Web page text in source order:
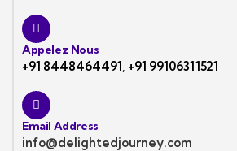
Appelez Nous
+91 8448464491, +91 99106311521
Email Address
info@delightedjourney.com